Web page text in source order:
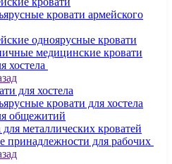
кровати армейского
одноярусные кровати
медицинские кровати
хостела
для хостела
кровати для хостела
общежитий
металлических кроватей
принадлежности для рабочих